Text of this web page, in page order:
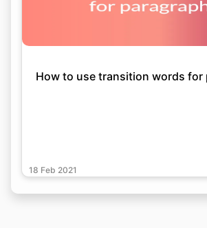
How to use transition words for
18 Feb 2021